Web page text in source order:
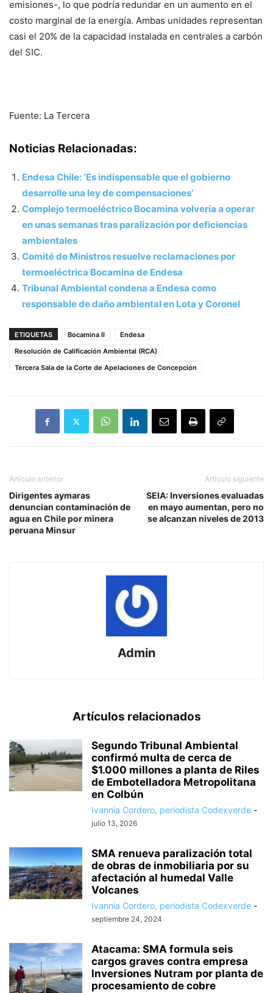
emisiones-, lo que podría redundar en un aumento en el
costo marginal de la energía. Ambas unidades representan
casi el 20% de la capacidad instalada en centrales a carbón
del SIC.
Fuente: La Tercera
Noticias Relacionadas:
Endesa Chile: ‘Es indispensable que el gobierno
desarrolle una ley de compensaciones’
Complejo termoeléctrico Bocamina volvería a operar
en unas semanas tras paralización por deficiencias
ambientales
Comité de Ministros resuelve reclamaciones por
termoeléctrica Bocamina de Endesa
Tribunal Ambiental condena a Endesa como
responsable de daño ambiental en Lota y Coronel
ETIQUETAS Bocamina II
Endesa
Resolución de Calificación Ambiental (RCA)
Tercera Sala de la Corte de Apelaciones de Concepción
Artículo anterior
Dirigentes aymaras
denuncian contaminación de
agua en Chile por minera
peruana Minsur
Artículo siguiente
SEIA: Inversiones evaluadas
en mayo aumentan, pero no
se alcanzan niveles de 2013
Admin
Artículos relacionados
Segundo Tribunal Ambiental
confirmó multa de cerca de
$1.000 millones a planta de Riles
de Embotelladora Metropolitana
en Colbún
Ivannia Cordero, periodista Codexverde -
julio 13, 2026
SMA renueva paralización total
de obras de inmobiliaria por su
afectación al humedal Valle
Volcanes
Ivannia Cordero, periodista Codexverde -
septiembre 24, 2024
Atacama: SMA formula seis
cargos graves contra empresa
Inversiones Nutram por planta de
procesamiento de cobre